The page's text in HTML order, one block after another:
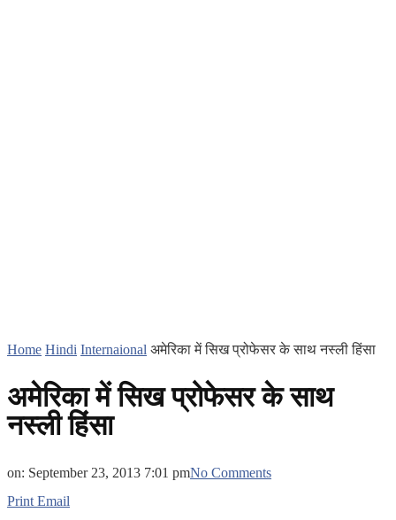
Home Hindi Internaional अमेरिका में सिख प्रोफेसर के साथ नस्ली हिंसा
अमेरिका में सिख प्रोफेसर के साथ
नस्ली हिंसा
on: September 23, 2013 7:01 pmNo Comments
Print Email